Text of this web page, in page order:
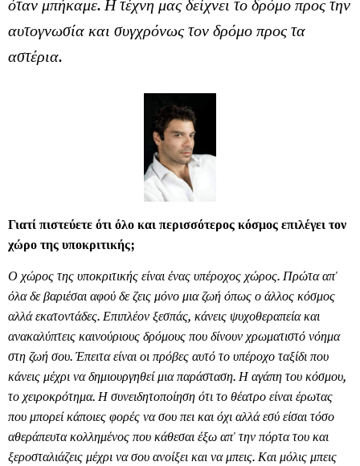
όταν μπήκαμε. Η τέχνη μας δείχνει το δρόμο προς την
αυτογνωσία και συγχρόνως τον δρόμο προς τα
αστέρια.
Γιατί πιστεύετε ότι όλο και περισσότερος κόσμος επιλέγει τον
χώρο της υποκριτικής;
Ο χώρος της υποκριτικής είναι ένας υπέροχος χώρος. Πρώτα απ'
όλα δε βαριέσαι αφού δε ζεις μόνο μια ζωή όπως ο άλλος κόσμος
αλλά εκατοντάδες. Επιπλέον ξεσπάς, κάνεις ψυχοθεραπεία και
ανακαλύπτεις καινούριους δρόμους που δίνουν χρωματιστό νόημα
στη ζωή σου. Έπειτα είναι οι πρόβες αυτό το υπέροχο ταξίδι που
κάνεις μέχρι να δημιουργηθεί μια παράσταση. Η αγάπη του κόσμου,
το χειροκρότημα. Η συνειδητοποίηση ότι το θέατρο είναι έρωτας
που μπορεί κάποιες φορές να σου πει και όχι αλλά εσύ είσαι τόσο
αθεράπευτα κολλημένος που κάθεσαι έξω απ' την πόρτα του και
ξεροσταλιάζεις μέχρι να σου ανοίξει και να μπεις. Και μόλις μπεις